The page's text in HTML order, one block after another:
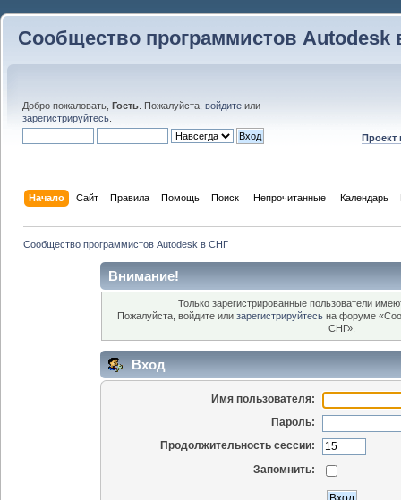
Сообщество программистов Autodesk
Добро пожаловать, Гость . Пожалуйста, войдите или
зарегистрируйтесь
Проект
Начало Сайт Правила Помощь Поиск Непрочитанные Календарь
Сообщество программистов Autodesk в СНГ
Внимание!
Только зарегистрированные пользователи
Пожалуйста, войдите или зарегистрируйтесь на форуме
СНГ».
Вход
Имя пользователя:
Пароль:
Продолжительность сессии:
Запомнить: